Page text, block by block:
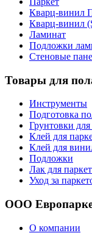
Кварц-винил
Кварц-винил
Ламинат
Подложки
Стеновые
Товары для
Инструменты
Подготовка
Грунтовки
Клей для
Клей для
Подложки
Лак для
Уход за
ООО
О компании